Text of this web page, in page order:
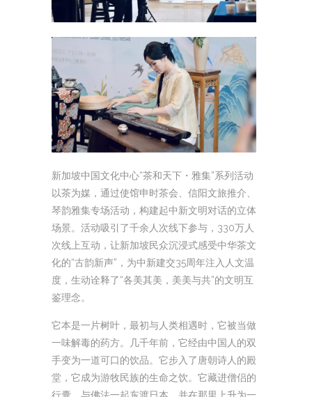
新加坡中国文化中心“茶和天下・雅集”系列活动
以茶为媒，通过使馆申时茶会、信阳文旅推介、
琴韵雅集专场活动，构建起中新文明对话的立体
场景。活动吸引了千余人次线下参与，330万人
次线上互动，让新加坡民众沉浸式感受中华茶文
化的“古韵新声”，为中新建交35周年注入人文温
度，生动诠释了“各美其美，美美与共”的文明互
鉴理念。
它本是一片树叶，最初与人类相遇时，它被当做
一味解毒的药方。几千年前，它经由中国人的双
手变为一道可口的饮品。它步入了唐朝诗人的殿
堂，它成为游牧民族的生命之饮。它藏进僧侣的
行囊，与佛法一起东渡日本，并在那里上升为一